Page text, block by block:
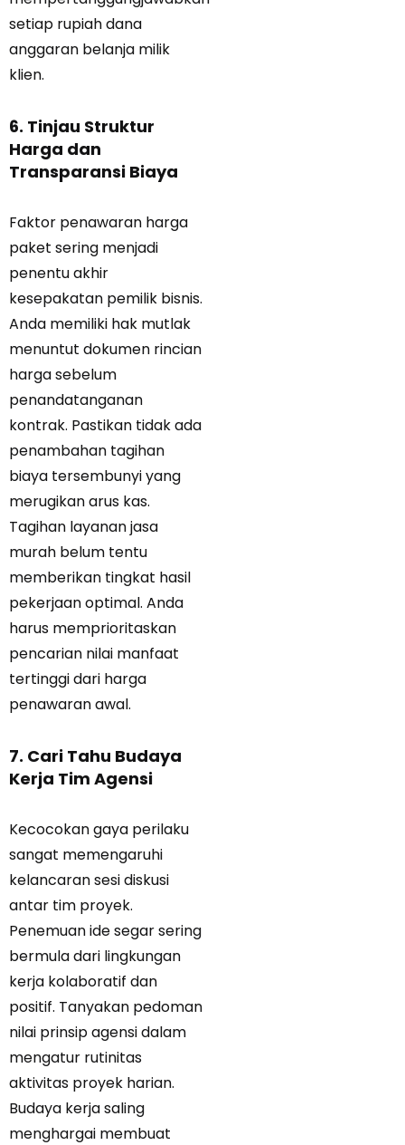
setiap rupiah dana
anggaran belanja milik
klien.
6. Tinjau Struktur
Harga dan
Transparansi Biaya
Faktor penawaran harga
paket sering menjadi
penentu akhir
kesepakatan pemilik bisnis.
Anda memiliki hak mutlak
menuntut dokumen rincian
harga sebelum
penandatanganan
kontrak. Pastikan tidak ada
penambahan tagihan
biaya tersembunyi yang
merugikan arus kas.
Tagihan layanan jasa
murah belum tentu
memberikan tingkat hasil
pekerjaan optimal. Anda
harus memprioritaskan
pencarian nilai manfaat
tertinggi dari harga
penawaran awal.
7. Cari Tahu Budaya
Kerja Tim Agensi
Kecocokan gaya perilaku
sangat memengaruhi
kelancaran sesi diskusi
antar tim proyek.
Penemuan ide segar sering
bermula dari lingkungan
kerja kolaboratif dan
positif. Tanyakan pedoman
nilai prinsip agensi dalam
mengatur rutinitas
aktivitas proyek harian.
Budaya kerja saling
menghargai membuat